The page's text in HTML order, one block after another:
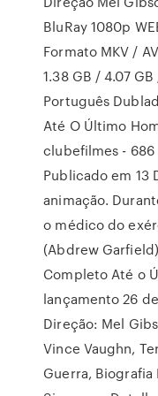
BluRay 1080p
Formato MKV /
1.38 GB / 4.07
Português
Até O Último
clubefilmes - 686
Publicado em 13
animação.
o médico do
(Abdrew
Completo Até o
lançamento 26
Direção: Mel
Vince Vaughn,
Guerra, Biografia